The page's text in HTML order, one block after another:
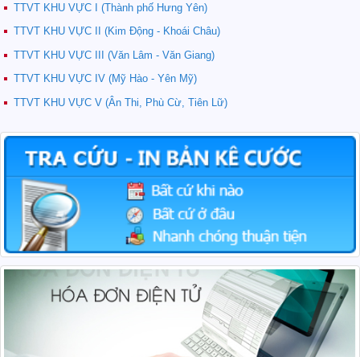
TTVT KHU VỰC I (Thành phố Hưng Yên)
TTVT KHU VỰC II (Kim Động - Khoái Châu)
TTVT KHU VỰC III (Văn Lâm - Văn Giang)
TTVT KHU VỰC IV (Mỹ Hào - Yên Mỹ)
TTVT KHU VỰC V (Ân Thi, Phù Cừ, Tiên Lữ)